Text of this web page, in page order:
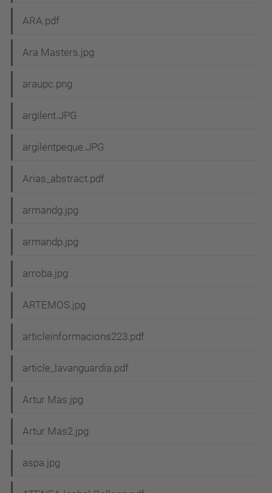
ARA.pdf
Ara Masters.jpg
araupc.png
argilent.JPG
argilentpeque.JPG
Arias_abstract.pdf
armandg.jpg
armandp.jpg
arroba.jpg
ARTEMOS.jpg
articleinformacions223.pdf
article_lavanguardia.pdf
Artur Mas.jpg
Artur Mas2.jpg
aspa.jpg